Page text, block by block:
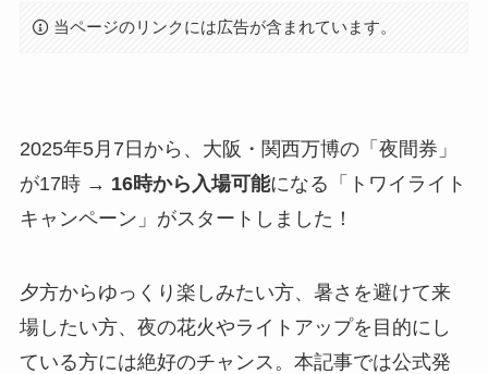
当ページのリンクには広告が含まれています。
2025年5月7日から、大阪・関西万博の「夜間券」
が17時 → 16時から入場可能になる「トワイライト
キャンペーン」がスタートしました！
夕方からゆっくり楽しみたい方、暑さを避けて来
場したい方、夜の花火やライトアップを目的にし
ている方には絶好のチャンス。本記事では公式発